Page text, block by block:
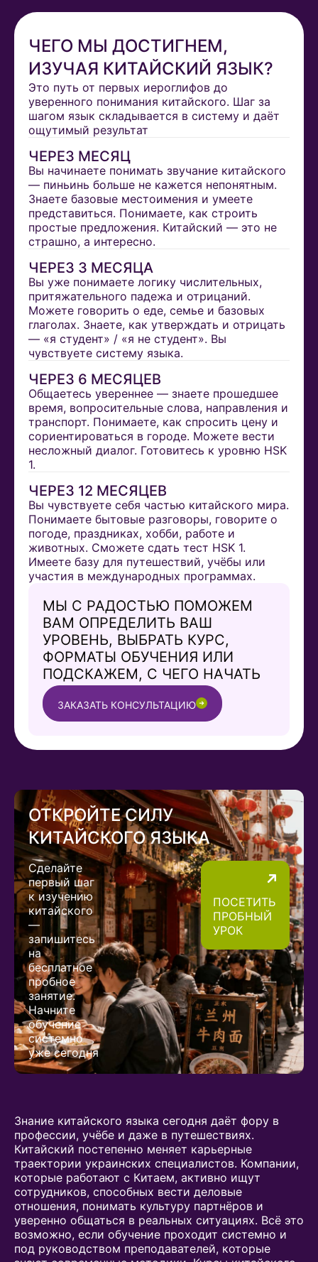
ЧЕГО МЫ ДОСТИГНЕМ,
ИЗУЧАЯ КИТАЙСКИЙ ЯЗЫК?
Это путь от первых иероглифов до
уверенного понимания китайского. Шаг за
шагом язык складывается в систему и даёт
ощутимый результат
МЫ С РАДОСТЬЮ ПОМОЖЕМ
ВАМ ОПРЕДЕЛИТЬ ВАШ
УРОВЕНЬ, ВЫБРАТЬ КУРС,
ФОРМАТЫ ОБУЧЕНИЯ ИЛИ
ПОДСКАЖЕМ, С ЧЕГО НАЧАТЬ
ЗАКАЗАТЬ КОНСУЛЬТАЦИЮ
ЧЕРЕЗ МЕСЯЦ
Вы начинаете понимать звучание китайского
— пиньинь больше не кажется непонятным.
Знаете базовые местоимения и умеете
представиться. Понимаете, как строить
простые предложения. Китайский — это не
страшно, а интересно.
ЧЕРЕЗ 3 МЕСЯЦА
Вы уже понимаете логику числительных,
притяжательного падежа и отрицаний.
Можете говорить о еде, семье и базовых
глаголах. Знаете, как утверждать и отрицать
— «я студент» / «я не студент». Вы
чувствуете систему языка.
ЧЕРЕЗ 6 МЕСЯЦЕВ
Общаетесь увереннее — знаете прошедшее
время, вопросительные слова, направления и
транспорт. Понимаете, как спросить цену и
сориентироваться в городе. Можете вести
несложный диалог. Готовитесь к уровню HSK
1.
ЧЕРЕЗ 12 МЕСЯЦЕВ
Вы чувствуете себя частью китайского мира.
Понимаете бытовые разговоры, говорите о
погоде, праздниках, хобби, работе и
животных. Сможете сдать тест HSK 1.
Имеете базу для путешествий, учёбы или
участия в международных программах.
ОТКРОЙТЕ СИЛУ
КИТАЙСКОГО ЯЗЫКА
Сделайте
первый шаг
к изучению
китайского
—
запишитесь
на
бесплатное
пробное
занятие.
Начните
обучение
системно
уже сегодня
ПОСЕТИТЬ
ПРОБНЫЙ
УРОК
Знание китайского языка сегодня даёт фору в
профессии, учёбе и даже в путешествиях.
Китайский постепенно меняет карьерные
траектории украинских специалистов. Компании,
которые работают с Китаем, активно ищут
сотрудников, способных вести деловые
отношения, понимать культуру партнёров и
уверенно общаться в реальных ситуациях. Всё это
возможно, если обучение проходит системно и
под руководством преподавателей, которые